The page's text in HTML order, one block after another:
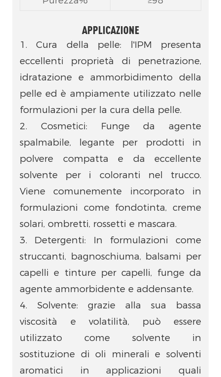
APPLICAZIONE
1. Cura della pelle: l'IPM presenta
eccellenti proprietà di penetrazione,
idratazione e ammorbidimento della
pelle ed è ampiamente utilizzato nelle
formulazioni per la cura della pelle.
2. Cosmetici: Funge da agente
spalmabile, legante per prodotti in
polvere compatta e da eccellente
solvente per i coloranti nel trucco.
Viene comunemente incorporato in
formulazioni come fondotinta, creme
solari, ombretti, rossetti e mascara.
3. Detergenti: In formulazioni come
struccanti, bagnoschiuma, balsami per
capelli e tinture per capelli, funge da
agente ammorbidente e addensante.
4. Solvente: grazie alla sua bassa
viscosità e volatilità, può essere
utilizzato come solvente in
sostituzione di oli minerali e solventi
aromatici in applicazioni quali